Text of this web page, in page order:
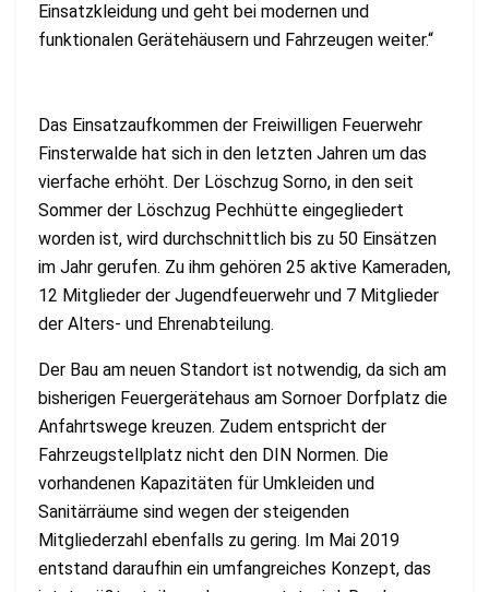
Einsatzkleidung und geht bei modernen und
funktionalen Gerätehäusern und Fahrzeugen weiter.“
Das Einsatzaufkommen der Freiwilligen Feuerwehr
Finsterwalde hat sich in den letzten Jahren um das
vierfache erhöht. Der Löschzug Sorno, in den seit
Sommer der Löschzug Pechhütte eingegliedert
worden ist, wird durchschnittlich bis zu 50 Einsätzen
im Jahr gerufen. Zu ihm gehören 25 aktive Kameraden,
12 Mitglieder der Jugendfeuerwehr und 7 Mitglieder
der Alters- und Ehrenabteilung.
Der Bau am neuen Standort ist notwendig, da sich am
bisherigen Feuergerätehaus am Sornoer Dorfplatz die
Anfahrtswege kreuzen. Zudem entspricht der
Fahrzeugstellplatz nicht den DIN Normen. Die
vorhandenen Kapazitäten für Umkleiden und
Sanitärräume sind wegen der steigenden
Mitgliederzahl ebenfalls zu gering. Im Mai 2019
entstand daraufhin ein umfangreiches Konzept, das